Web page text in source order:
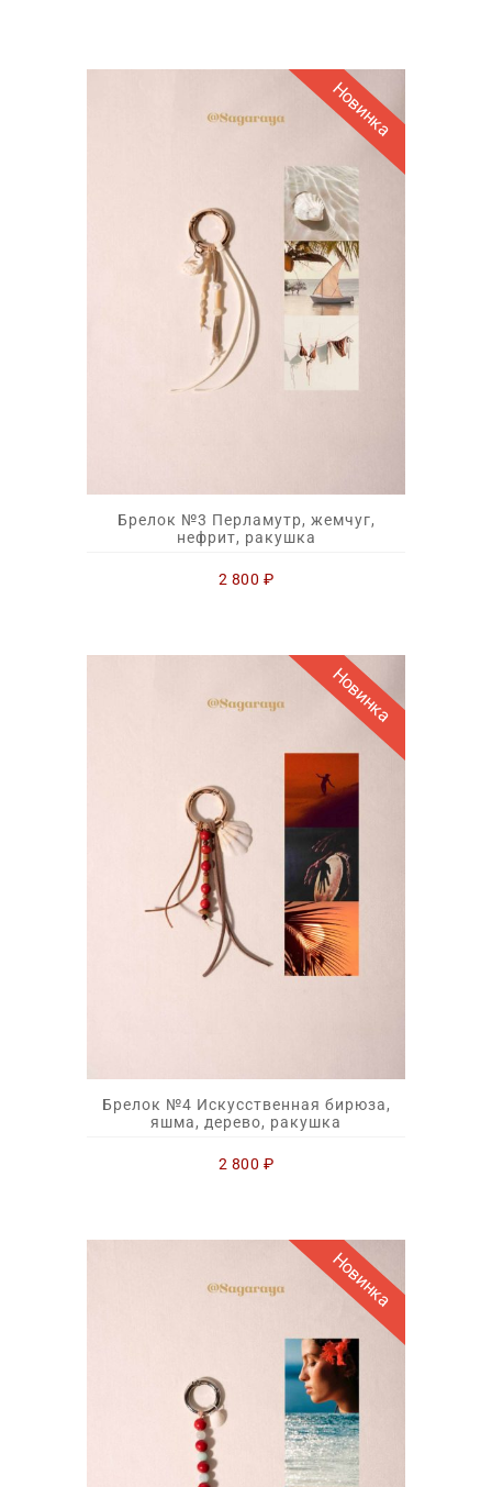
Новинка
Брелок №3 Перламутр, жемчуг,
нефрит, ракушка
2 800 ₽
Новинка
Брелок №4 Искусственная бирюза,
яшма, дерево, ракушка
2 800 ₽
Новинка